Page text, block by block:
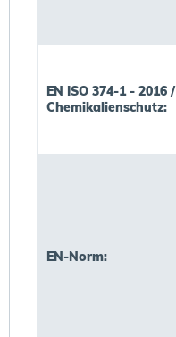
EN ISO 374-1 - 2016 /
Chemikalienschutz:
EN-Norm: